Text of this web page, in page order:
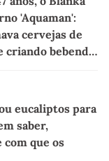
'Aquaman':
cervejas de
criando bebendo
eucaliptos para
saber,
que os